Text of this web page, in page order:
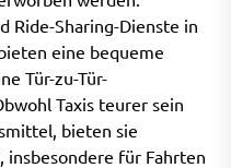
Ride-Sharing-Dienste in
eine bequeme
Tür-zu-Tür-
Taxis teurer sein
bieten sie
für Fahrten